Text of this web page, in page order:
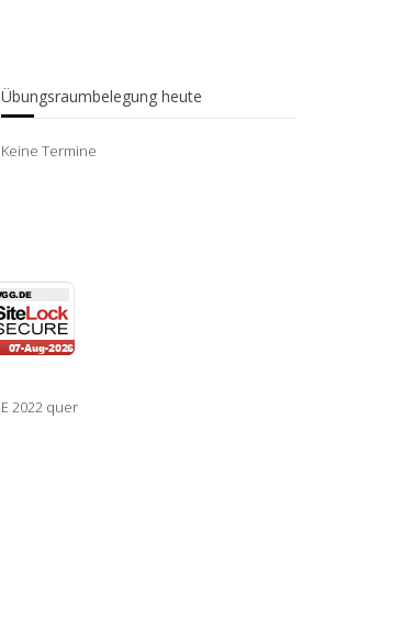
Übungsraumbelegung heute
Keine Termine